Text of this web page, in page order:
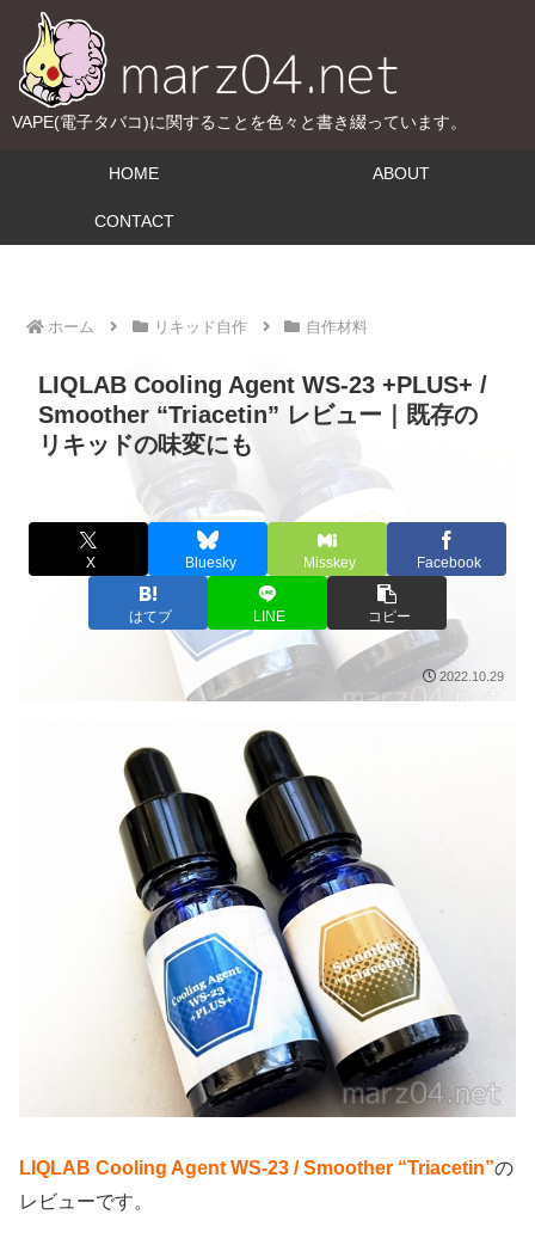
VAPE(電子タバコ)に関することを色々と書き綴っています。
HOME ABOUT
CONTACT
ホーム リキッド自作 自作材料
LIQLAB Cooling Agent WS-23 +PLUS+ /
Smoother “Triacetin” レビュー｜既存の
リキッドの味変にも
X Bluesky Misskey Facebook
はてブ LINE コピー
2022.10.29
LIQLAB Cooling Agent WS-23 / Smoother “Triacetin”の
レビューです。